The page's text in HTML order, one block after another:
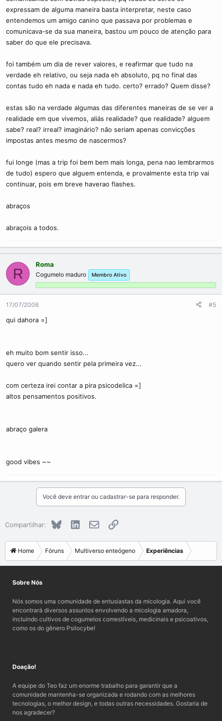
expressam de alguma maneira basta interpretar, neste caso
entendemos um amigo canino que passava por problemas e
comunicava-se da sua maneira, bastou um pouco de atenção para
saber do que ele precisava.
foi também um dia de rever valores, e reafirmar que tudo na
verdade eh relativo, ou seja nada eh absoluto, pq no final das
contas tudo eh nada e nada eh tudo. certo? errado? Quem disse?
estas são na verdade algumas das diferentes maneiras de se ver a
realidade em que vivemos, aliás realidade? que realidade? alguem
sabe? real? irreal? imaginário? não seriam apenas convicções
impostas antes mesmo de nascermos?
fui longe (mas a trip foi bem bem mais longa, pena nao lembrarmos
de tudo) espero que alguem entenda, e provalmente esta trip vai
continuar, pois em breve haverao flashes.
abraços
abraçois a todos.
R
Roma
Cogumelo maduro Membro Ativo
17/07/2006 #5
qui dahora =]
eh muito bom sentir isso...
quero ver quando sentir pela primeira vez...
com certeza irei contar a pira psicodelica =]
altos pensamentos positivos.
abraço galera
good vibes ~~
Você deve entrar ou cadastrar-se para responder.
Compartilhar: Bluesky LinkedInE-mailLink
Home Fóruns Multiverso enteógeno Experiências
Sobre Nós
Nós somos uma comunidade de entusiastas da micologia. Aqui você
encontrará diversos assuntos envolvendo a micologia amadora,
incluindo cultivos de cogumelos comestíveis, medicinais e psicoativos,
como os do gênero Psilocybe!
Doação!
A equipe do Teo faz um enorme trabalho para garantir que a
comunidade mantenha-se organizada e rodando com as melhores
tecnologias, o melhor design, e todas outras necessidades. Gostaria de
nos agradecer?